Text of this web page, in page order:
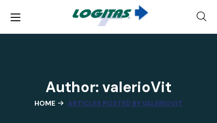
Author: valerioVit
HOME ARTICLES POSTED BY VALERIOVIT